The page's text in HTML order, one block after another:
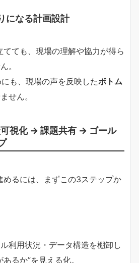
なる計画設計
てても、現場の理解や協力が得ら
。
も、現場の声を反映したボトム
せん。
視化 → 課題共有 → ゴール
めるには、まずこの3ステップか
利用状況・データ構造を棚卸し
るか”を見える化。